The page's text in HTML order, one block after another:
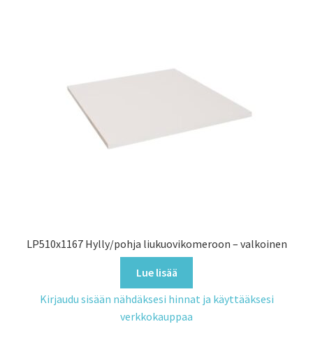
LP510x1167 Hylly/pohja liukuovikomeroon – valkoinen
Lue lisää
Kirjaudu sisään nähdäksesi hinnat ja käyttääksesi
verkkokauppaa